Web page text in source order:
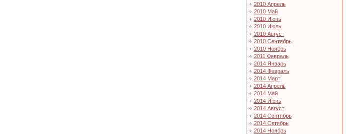
2010 Апрель
2010 Май
2010 Июнь
2010 Июль
2010 Август
2010 Сентябрь
2010 Ноябрь
2011 Февраль
2014 Январь
2014 Февраль
2014 Март
2014 Апрель
2014 Май
2014 Июнь
2014 Август
2014 Сентябрь
2014 Октябрь
2014 Ноябрь